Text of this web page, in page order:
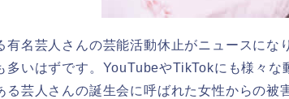
有名芸人さんの芸能活動休止がニュースにな
多いはずです。YouTubeやTikTokにも様々な
る芸人さんの誕生会に呼ばれた女性からの被